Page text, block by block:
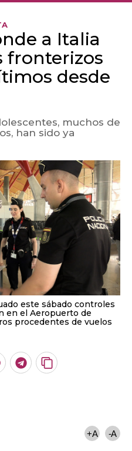
a Italia
fronterizos
desde
muchos de
han sido ya
este sábado controles
en el Aeropuerto de
procedentes de vuelos
Telegram
Copiar
+A -A